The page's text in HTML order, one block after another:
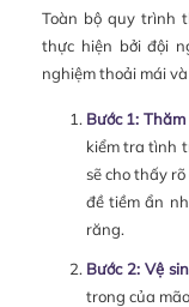
Toàn bộ quy trình
thực hiện bởi đội
nghiệm thoải mái
Bước 1:
kiểm tra tình
sẽ cho thấy
đề tiềm ẩn
răng.
Bước 2: Vệ
trong của